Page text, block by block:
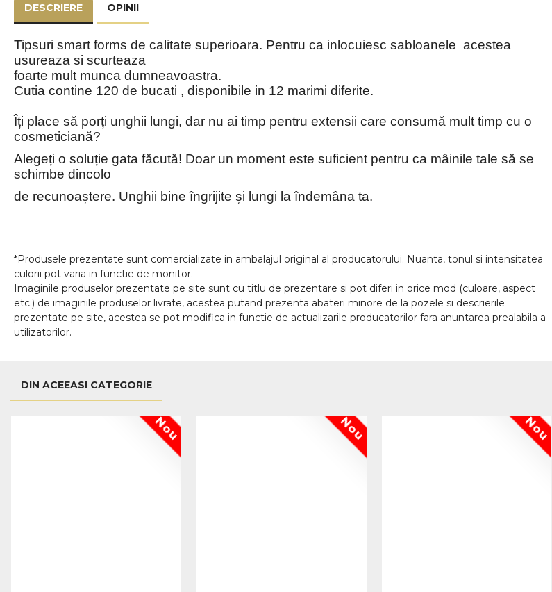
DESCRIERE OPINII
Tipsuri smart forms de calitate superioara. Pentru ca inlocuiesc sabloanele acestea
usureaza si scurteaza
foarte mult munca dumneavoastra.
Cutia contine 120 de bucati , disponibile in 12 marimi diferite.
Îți place să porți unghii lungi, dar nu ai timp pentru extensii care consumă mult timp cu o
cosmeticiană?
Alegeți o soluție gata făcută! Doar un moment este suficient pentru ca mâinile tale să se
schimbe dincolo
de recunoaștere. Unghii bine îngrijite și lungi la îndemâna ta.
*Produsele prezentate sunt comercializate in ambalajul original al producatorului. Nuanta, tonul si intensitatea
culorii pot varia in functie de monitor.
Imaginile produselor prezentate pe site sunt cu titlu de prezentare si pot diferi in orice mod (culoare, aspect
etc.) de imaginile produselor livrate, acestea putand prezenta abateri minore de la pozele si descrierile
prezentate pe site, acestea se pot modifica in functie de actualizarile producatorilor fara anuntarea prealabila a
utilizatorilor.
DIN ACEEASI CATEGORIE
Nou Nou Nou